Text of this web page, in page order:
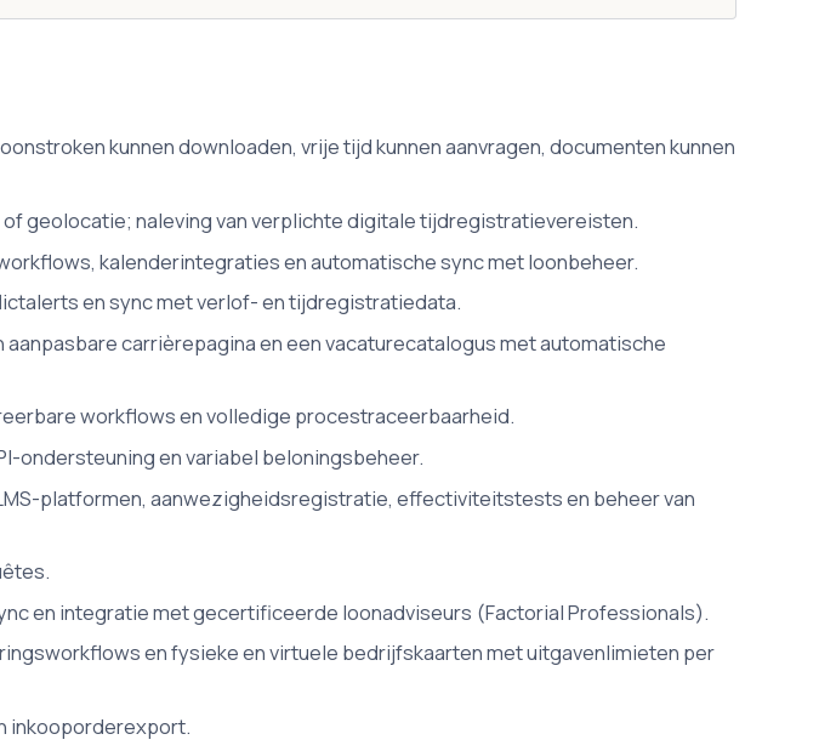
kunnen downloaden, vrije tijd kunnen aanvragen, documenten kunnen
geolocatie; naleving van verplichte digitale tijdregistratievereisten.
kalenderintegraties en automatische sync met loonbeheer.
en sync met verlof- en tijdregistratiedata.
carrièrepagina en een vacaturecatalogus met automatische
workflows en volledige procestraceerbaarheid.
ondersteuning en variabel beloningsbeheer.
platformen, aanwezigheidsregistratie, effectiviteitstests en beheer van
en integratie met gecertificeerde loonadviseurs (Factorial Professionals).
en fysieke en virtuele bedrijfskaarten met uitgavenlimieten per
inkooporderexport.